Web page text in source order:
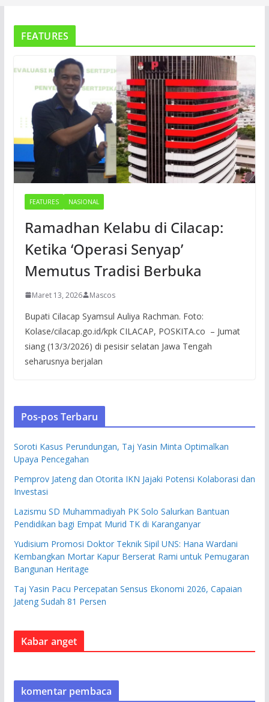
FEATURES
FEATURES NASIONAL
Ramadhan Kelabu di Cilacap:
Ketika ‘Operasi Senyap’
Memutus Tradisi Berbuka
Maret 13, 2026 Mascos
Bupati Cilacap Syamsul Auliya Rachman. Foto:
Kolase/cilacap.go.id/kpk CILACAP, POSKITA.co – Jumat
siang (13/3/2026) di pesisir selatan Jawa Tengah
seharusnya berjalan
Pos-pos Terbaru
Soroti Kasus Perundungan, Taj Yasin Minta Optimalkan
Upaya Pencegahan
Pemprov Jateng dan Otorita IKN Jajaki Potensi Kolaborasi dan
Investasi
Lazismu SD Muhammadiyah PK Solo Salurkan Bantuan
Pendidikan bagi Empat Murid TK di Karanganyar
Yudisium Promosi Doktor Teknik Sipil UNS: Hana Wardani
Kembangkan Mortar Kapur Berserat Rami untuk Pemugaran
Bangunan Heritage
Taj Yasin Pacu Percepatan Sensus Ekonomi 2026, Capaian
Jateng Sudah 81 Persen
Kabar anget
komentar pembaca